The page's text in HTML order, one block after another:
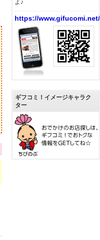
よ♪
https://www.gifucomi.net/
ギフコミ！イメージキャラク
ター